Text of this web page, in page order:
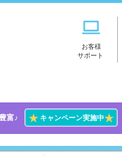
お客様
サポート
富♪ ★キャンペーン実施中★